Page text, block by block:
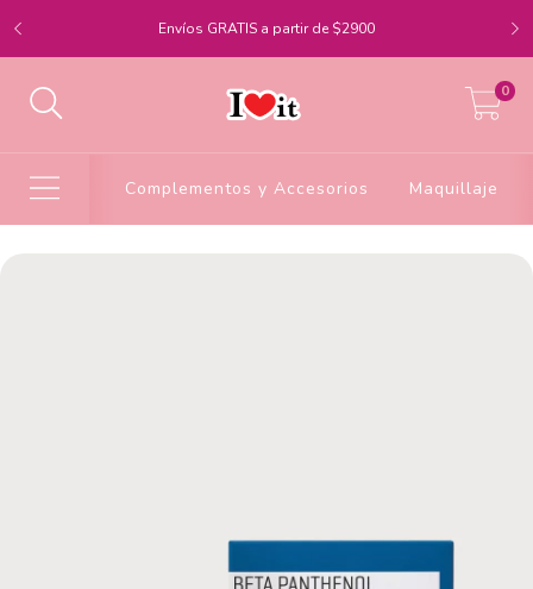
Envíos GRATIS a partir de $2900
0
Complementos y Accesorios Maquillaje